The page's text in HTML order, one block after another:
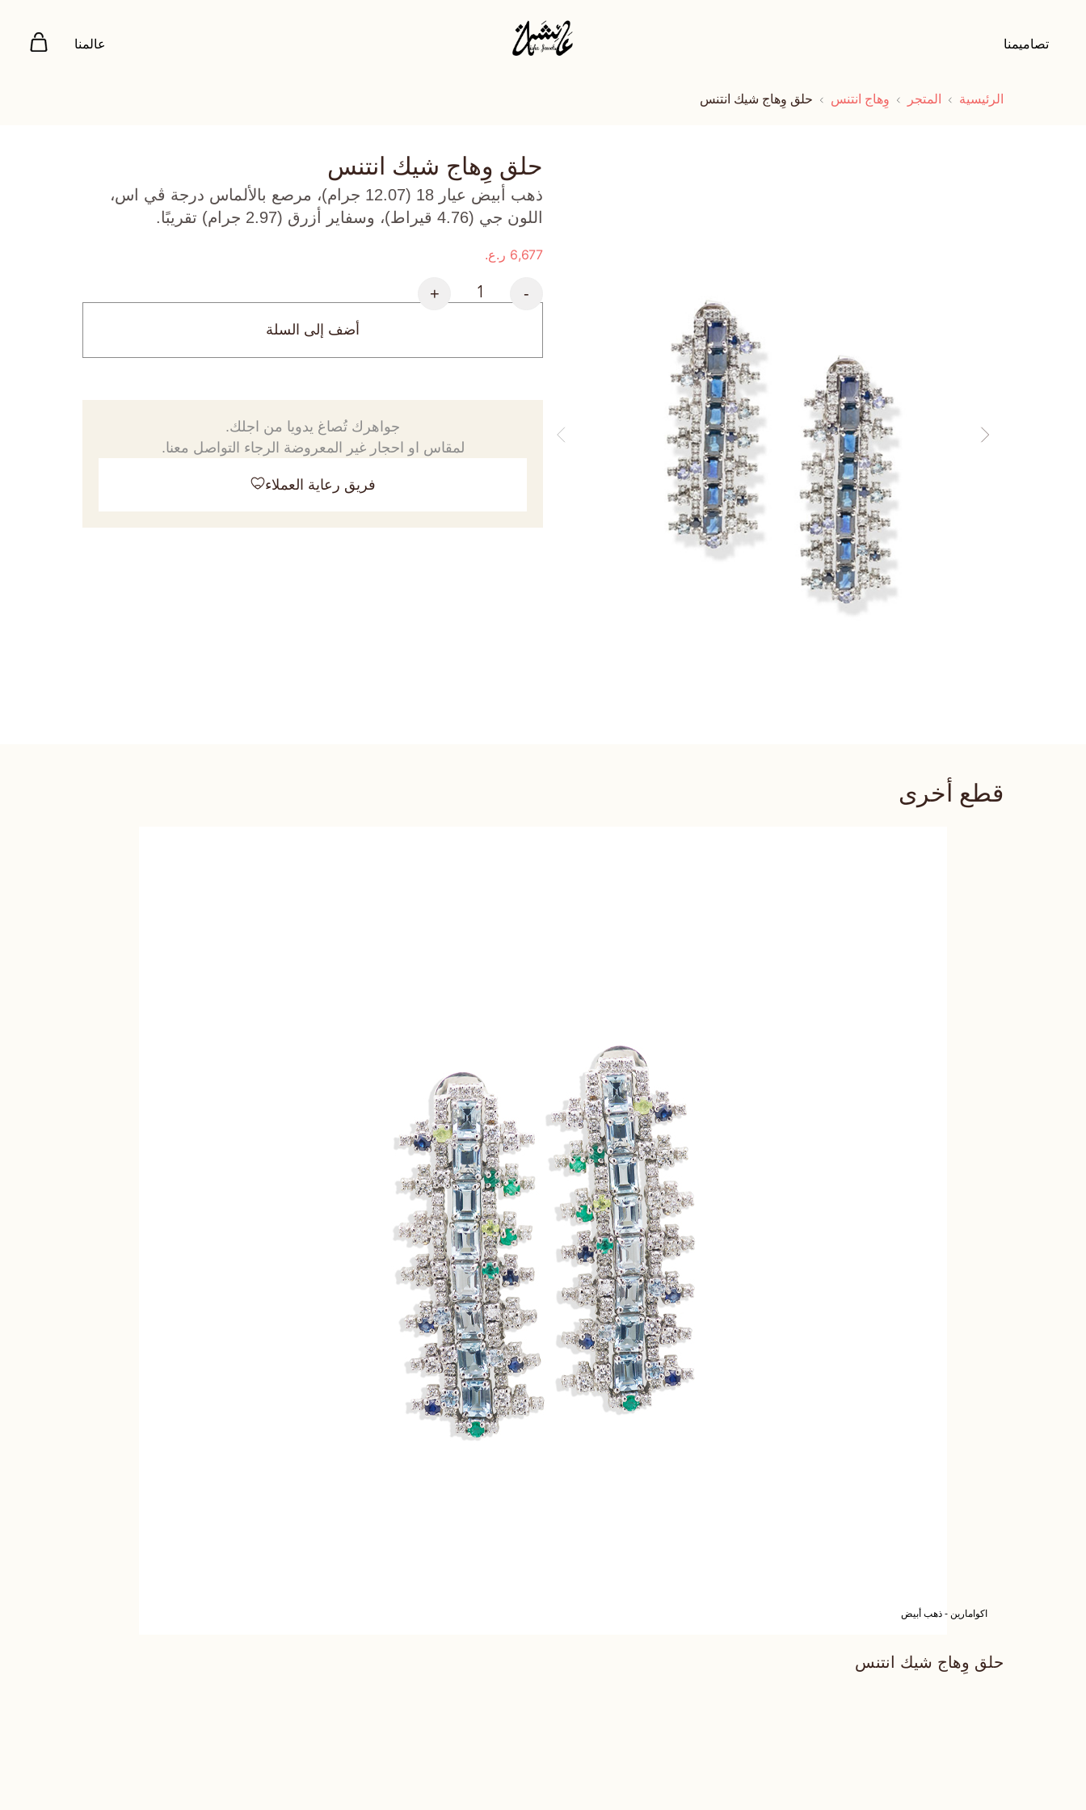
تصاميمنا عالمنا
الرئيسية المتجر وِهاج انتنس حلق وِهاج شيك انتنس
حلق وِهاج شيك انتنس
ذهب أبيض عيار 18 (12.07 جرام)، مرصع بالألماس درجة ڤي اس،
اللون جي (4.76 قيراط)، وسفاير أزرق (2.97 جرام) تقريبًا.
6,677 ر.ع.
-
+
أضف إلى السلة
جواهرك تُصاغ يدويا من اجلك.
لمقاس او احجار غير المعروضة الرجاء التواصل معنا.
فريق رعاية العملاء
قطع أخرى
اكوامارين - ذهب أبيض
حلق وِهاج شيك انتنس